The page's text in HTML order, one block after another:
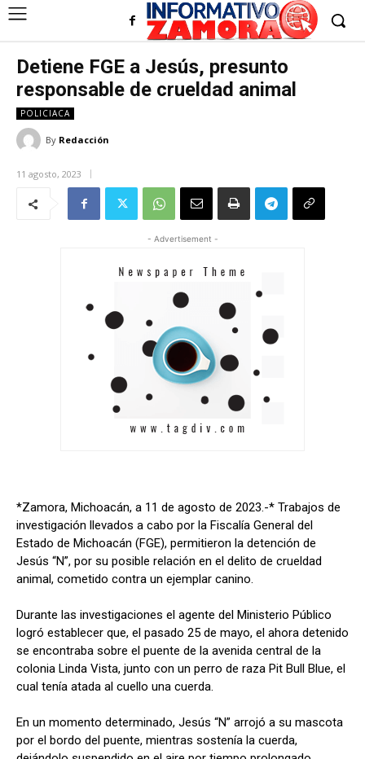
Detiene FGE a Jesús, presunto
responsable de crueldad animal
POLICIACA
By Redacción
11 agosto, 2023
- Advertisement -
*Zamora, Michoacán, a 11 de agosto de 2023.-* Trabajos de
investigación llevados a cabo por la Fiscalía General del
Estado de Michoacán (FGE), permitieron la detención de
Jesús “N”, por su posible relación en el delito de crueldad
animal, cometido contra un ejemplar canino.
Durante las investigaciones el agente del Ministerio Público
logró establecer que, el pasado 25 de mayo, el ahora detenido
se encontraba sobre el puente de la avenida central de la
colonia Linda Vista, junto con un perro de raza Pit Bull Blue, el
cual tenía atada al cuello una cuerda.
En un momento determinado, Jesús “N” arrojó a su mascota
por el bordo del puente, mientras sostenía la cuerda,